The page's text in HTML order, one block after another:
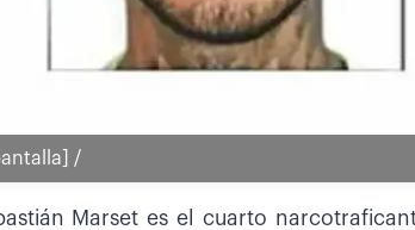
/
Marset es el cuarto